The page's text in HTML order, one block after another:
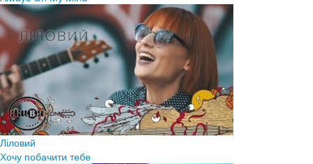
Ліловий
Хочу побачити тебе